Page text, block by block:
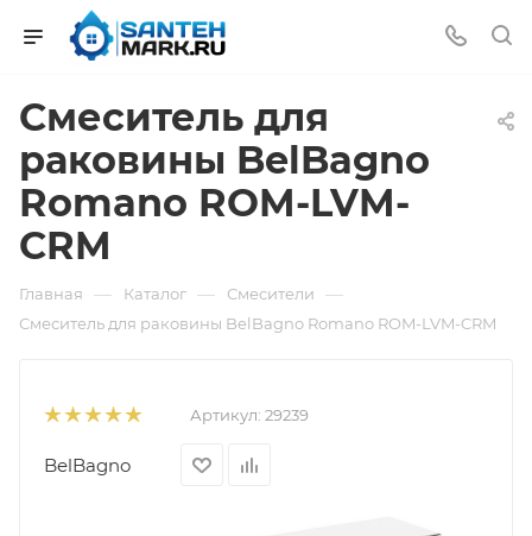
Смеситель для
раковины BelBagno
Romano ROM-LVM-
CRM
Главная — Каталог — Смесители —
Смеситель для раковины BelBagno Romano ROM-LVM-CRM
Артикул: 29239
BelBagno